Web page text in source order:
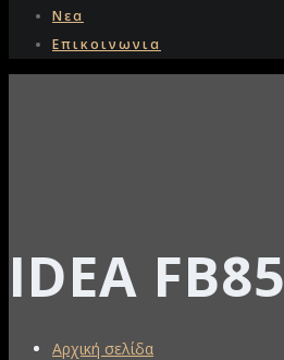
Νεα
Επικοινωνια
IDEA FB85
Αρχική σελίδα